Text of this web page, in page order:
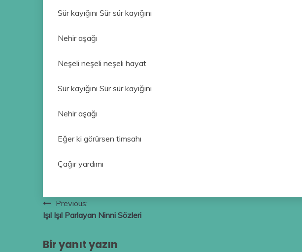
Sür kayığını Sür sür kayığını
Nehir aşağı
Neşeli neşeli neşeli hayat
Sür kayığını Sür sür kayığını
Nehir aşağı
Eğer ki görürsen timsahı
Çağır yardımı
Yazı
gezinmesi
Previous:
Işıl Işıl Parlayan Ninni Sözleri
Bir yanıt yazın